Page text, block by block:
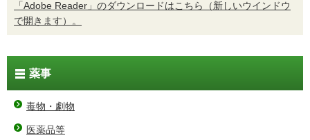
「Adobe Reader」のダウンロードはこちら（新しいウインドウ
で開きます）。
薬事
毒物・劇物
医薬品等